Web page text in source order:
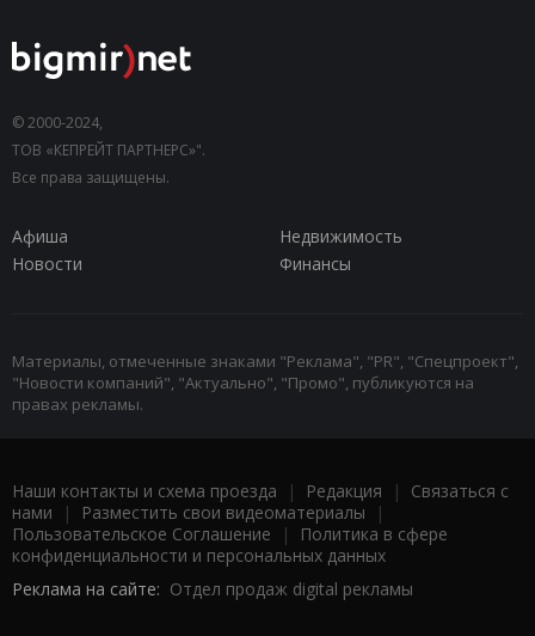
© 2000-2024,
ТОВ «КЕПРЕЙТ ПАРТНЕРС»".
Все права защищены.
Афиша
Недвижимость
Новости
Финансы
Материалы, отмеченные знаками "Реклама", "PR", "Спецпроект",
"Новости компаний", "Актуально", "Промо", публикуются на
правах рекламы.
Наши контакты и схема проезда | Редакция | Связаться с
нами | Разместить свои видеоматериалы |
Пользовательское Соглашение |
Политика в сфере
конфиденциальности и персональных данных
Реклама на сайте: Отдел продаж digital рекламы